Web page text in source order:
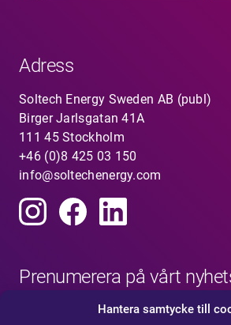
Hantera samtycke till
Adress
Soltech Energy Sweden AB (publ)
Birger Jarlsgatan 41A
111 45 Stockholm
+46 (0)8 425 03 150
info@soltechenergy.com
Prenumerera på vårt